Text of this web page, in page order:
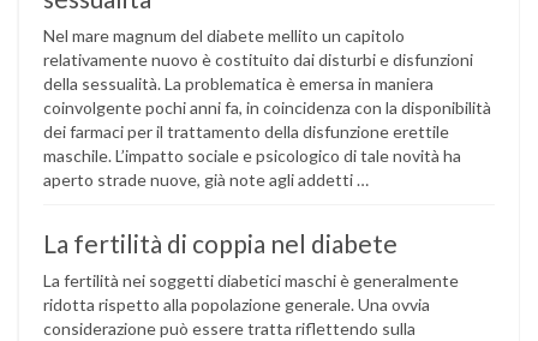
Nel mare magnum del diabete mellito un capitolo
relativamente nuovo è costituito dai disturbi e disfunzioni
della sessualità. La problematica è emersa in maniera
coinvolgente pochi anni fa, in coincidenza con la disponibilità
dei farmaci per il trattamento della disfunzione erettile
maschile. L’impatto sociale e psicologico di tale novità ha
aperto strade nuove, già note agli addetti …
La fertilità di coppia nel diabete
La fertilità nei soggetti diabetici maschi è generalmente
ridotta rispetto alla popolazione generale. Una ovvia
considerazione può essere tratta riflettendo sulla